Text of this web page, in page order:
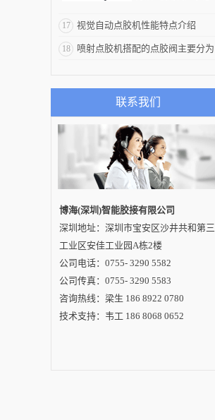
全凝固时的清洗，也
到点胶机表面的时
进行清洗也不能完全
去除粘黏的胶水。这
效果明显，清洁效果
好，但是需要及时进
行清洗，同时也奥注
意节约用水，避免操
作不当可能造成水污
染。 点胶机设备方法
2.使用酒精溶液进行
点胶机工作台统统拆
酒精溶液里，一段时
间后胶水自然会溶
解。清洗过后用干抹
布进行擦拭即可。因
底，并且使用成本也
物质易挥发，大量使
用可能对空气产生污
17 视觉自动点胶机性能特点介绍
18 喷射点胶机搭配的点胶阀主要分为
联系我们
博海(深圳)智能胶接有限公司
深圳地址：深圳市宝安区沙井共和第三
工业区安佳工业园A栋2楼
公司电话：0755- 3290 5582
公司传真：0755- 3290 5583
咨询热线：梁生 186 8922 0780
技术支持：韦工 186 8068 0652